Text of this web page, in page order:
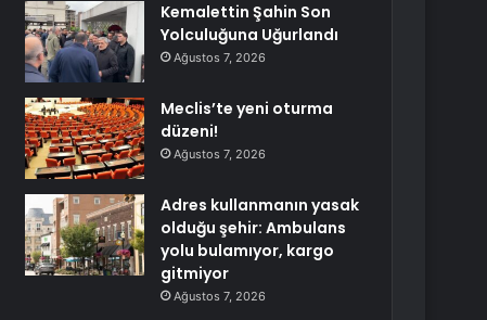
Kemalettin Şahin Son
Yolculuğuna Uğurlandı
Ağustos 7, 2026
Meclis’te yeni oturma
düzeni!
Ağustos 7, 2026
Adres kullanmanın yasak
olduğu şehir: Ambulans
yolu bulamıyor, kargo
gitmiyor
Ağustos 7, 2026